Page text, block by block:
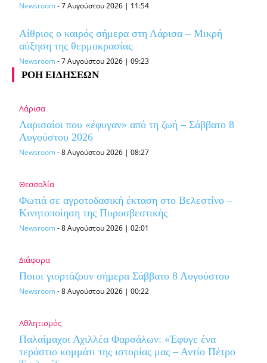
Newsroom-7 Αυγούστου 2026 | 11:54
Αίθριος ο καιρός σήμερα στη Λάρισα – Μικρή
αύξηση της θερμοκρασίας
Newsroom-7 Αυγούστου 2026 | 09:23
ΡΟΗ ΕΙΔΗΣΕΩΝ
Λάρισα
Λαρισαίοι που «έφυγαν» από τη ζωή – Σάββατο 8
Αυγούστου 2026
Newsroom-8 Αυγούστου 2026 | 08:27
Θεσσαλία
Φωτιά σε αγροτοδασική έκταση στο Βελεστίνο –
Κινητοποίηση της Πυροσβεστικής
Newsroom-8 Αυγούστου 2026 | 02:01
Διάφορα
Ποιοι γιορτάζουν σήμερα Σάββατο 8 Αυγούστου
Newsroom-8 Αυγούστου 2026 | 00:22
Αθλητισμός
Παλαίμαχοι Αχιλλέα Φαρσάλων: «Έφυγε ένα
τεράστιο κομμάτι της ιστορίας μας – Αντίο Πέτρο